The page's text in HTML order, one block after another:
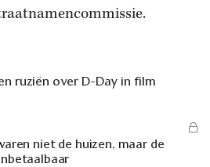
ruziën over D-Day in film
niet de huizen, maar de